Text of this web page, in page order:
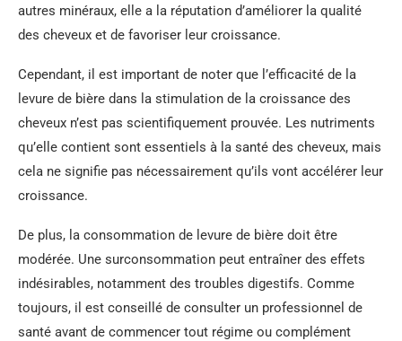
autres minéraux, elle a la réputation d’améliorer la qualité
des cheveux et de favoriser leur croissance.
Cependant, il est important de noter que l’efficacité de la
levure de bière dans la stimulation de la croissance des
cheveux n’est pas scientifiquement prouvée. Les nutriments
qu’elle contient sont essentiels à la santé des cheveux, mais
cela ne signifie pas nécessairement qu’ils vont accélérer leur
croissance.
De plus, la consommation de levure de bière doit être
modérée. Une surconsommation peut entraîner des effets
indésirables, notamment des troubles digestifs. Comme
toujours, il est conseillé de consulter un professionnel de
santé avant de commencer tout régime ou complément